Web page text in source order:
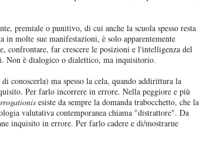
premiale o punitivo, di cui anche la scuola spesso resta
molte sue manifestazioni, è solo apparentemente
confrontare, far crescere le posizioni e l'intelligenza del
Non è dialogico o dialettico, ma inquisitorio.
conoscerla) ma spesso la cela, quando addirittura la
Per farlo incorrere in errore. Nella peggiore e più
esiste da sempre la domanda trabocchetto, che la
valutativa contemporanea chiama "distrattore". Da
inquisito in errore. Per farlo cadere e di/mostrarne